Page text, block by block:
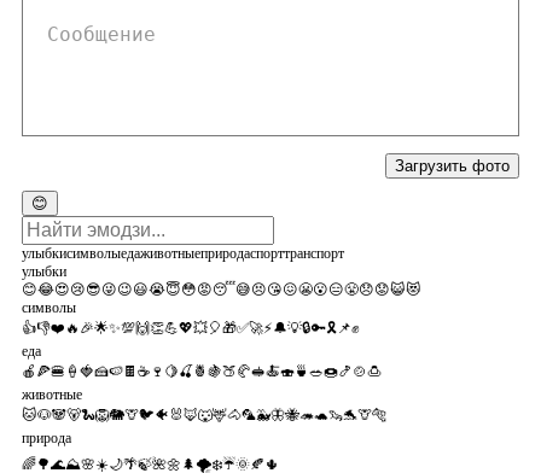
Загрузить фото
😊
улыбкисимволыедаживотныеприродаспорттранспорт
улыбки
😊😂😍😢😎😜😉😃😭😇😳😡😴😅😣😘😖😬😮😑😤😞😟😺😻
символы
👍👎❤️ 🔥 🎉🌟✨💯🙌👏💪💖💥🎈🎁✅🚀⚡🔔💡🔒🔑🎗️ 📌✊
еда
🍎 🍕🍔 🍦 🍓🍰🍉🍫 ☕ 🍷 🍋🍒🍍 🍇🍑🥐🥪🍝🍣🍵 🥗🍩🍤 🍲🍮
животные
🐱🐶🐼🐻🐍🦁🐘🦒🐦🐠 🐰🦊🐺🦌🐴🦜🐳🦋🐝🦔🐢🦦🐬🦒🐅
природа
🌈🌳🌊⛰️🌸☀️🌙🌴🍃🌺🌼 🌲 🌪️❄️☔🌞🍂 🌵